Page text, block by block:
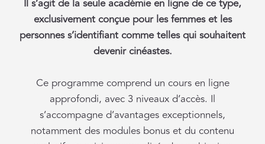
Il s’agit de la seule académie en ligne de ce type,
exclusivement conçue pour les femmes et les
personnes s’identifiant comme telles qui souhaitent
devenir cinéastes.
Ce programme comprend un cours en ligne
approfondi, avec 3 niveaux d’accès. Il
s’accompagne d’avantages exceptionnels,
notamment des modules bonus et du contenu